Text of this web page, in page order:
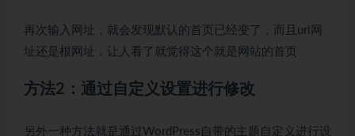
再次输入网址，就会发现默认的首页已经变了，而且url网
址还是根网址，让人看了就觉得这个就是网站的首页
方法2：通过自定义设置进行修改
另外一种方法就是通过WordPress自带的主题自定义进行设